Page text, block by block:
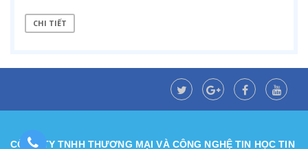
CHI TIẾT
CÔNG TY TNHH THƯƠNG MẠI VÀ CÔNG NGHỆ TIN HỌC TIN